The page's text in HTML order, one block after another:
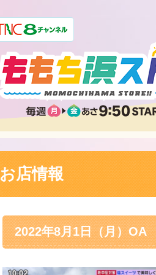
お店情報
2022年8月1日（月）OA